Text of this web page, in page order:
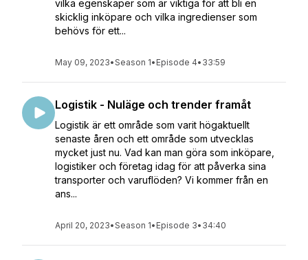
vilka egenskaper som är viktiga för att bli en
skicklig inköpare och vilka ingredienser som
behövs för ett...
May 09, 2023•Season 1• Episode 4• 33:59
Logistik - Nuläge och trender framåt
Logistik är ett område som varit högaktuellt
senaste åren och ett område som utvecklas
mycket just nu. Vad kan man göra som inköpare,
logistiker och företag idag för att påverka sina
transporter och varuflöden? Vi kommer från en
ans...
April 20, 2023•Season 1• Episode 3• 34:40